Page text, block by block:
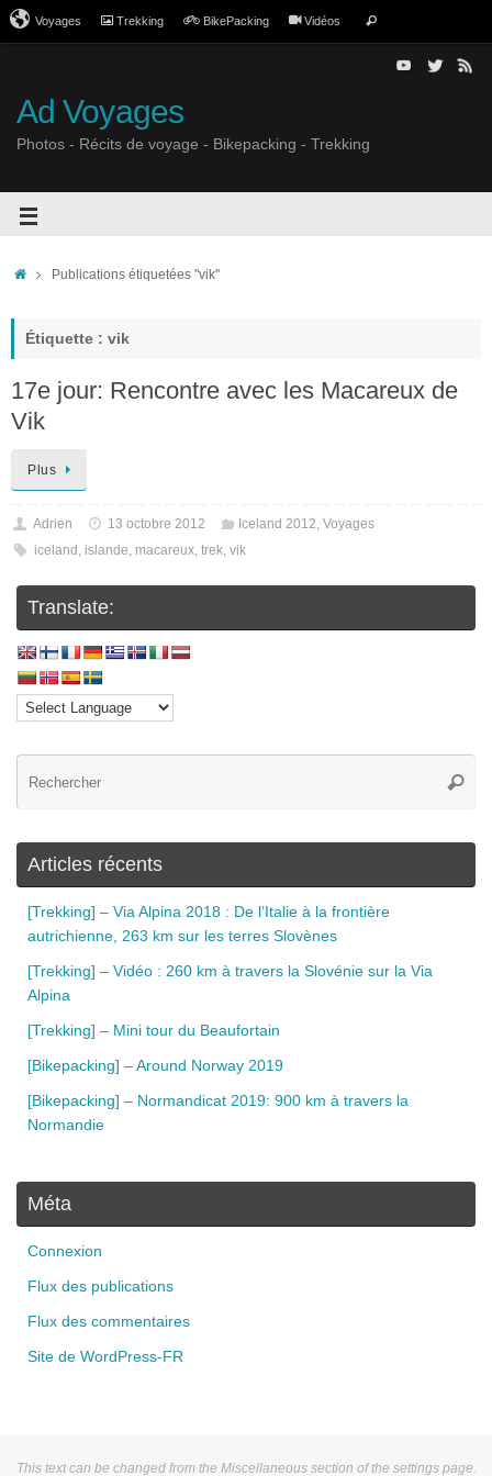
Voyages Trekking BikePacking Vidéos
Ad Voyages
Photos - Récits de voyage - Bikepacking - Trekking
Publications étiquetées "vik"
Étiquette : vik
17e jour: Rencontre avec les Macareux de
Vik
Plus
Adrien 13 octobre 2012 Iceland 2012, Voyages
iceland , islande, macareux, trek, vik
Translate:
Articles récents
[Trekking] – Via Alpina 2018 : De l’Italie à la frontière
autrichienne, 263 km sur les terres Slovènes
[Trekking] – Vidéo : 260 km à travers la Slovénie sur la Via
Alpina
[Trekking] – Mini tour du Beaufortain
[Bikepacking] – Around Norway 2019
[Bikepacking] – Normandicat 2019: 900 km à travers la
Normandie
Méta
Connexion
Flux des publications
Flux des commentaires
Site de WordPress-FR
This text can be changed from the Miscellaneous section of the settings page.